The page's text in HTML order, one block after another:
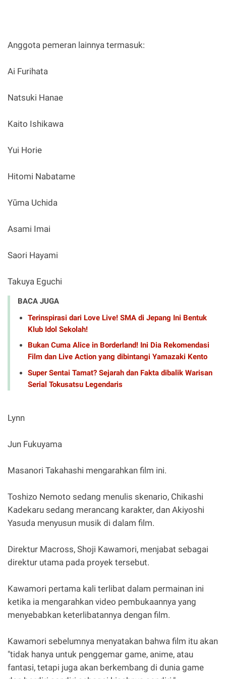
Anggota pemeran lainnya termasuk:
Ai Furihata
Natsuki Hanae
Kaito Ishikawa
Yui Horie
Hitomi Nabatame
Yūma Uchida
Asami Imai
Saori Hayami
Takuya Eguchi
BACA JUGA
Terinspirasi dari Love Live! SMA di Jepang Ini Bentuk
Klub Idol Sekolah!
Bukan Cuma Alice in Borderland! Ini Dia Rekomendasi
Film dan Live Action yang dibintangi Yamazaki Kento
Super Sentai Tamat? Sejarah dan Fakta dibalik Warisan
Serial Tokusatsu Legendaris
Lynn
Jun Fukuyama
Masanori Takahashi mengarahkan film ini.
Toshizo Nemoto sedang menulis skenario, Chikashi
Kadekaru sedang merancang karakter, dan Akiyoshi
Yasuda menyusun musik di dalam film.
Direktur Macross, Shoji Kawamori, menjabat sebagai
direktur utama pada proyek tersebut.
Kawamori pertama kali terlibat dalam permainan ini
ketika ia mengarahkan video pembukaannya yang
menyebabkan keterlibatannya dengan film.
Kawamori sebelumnya menyatakan bahwa film itu akan
"tidak hanya untuk penggemar game, anime, atau
fantasi, tetapi juga akan berkembang di dunia game